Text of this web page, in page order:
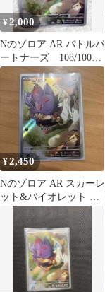
¥ 2,000
Nのゾロア AR バトルパ
ートナーズ 108/100
sv9 ポケモンカード
¥2,450
Nのゾロア AR スカーレ
ット&バイオレット 拡
張パック バトルパート
ナーズ …